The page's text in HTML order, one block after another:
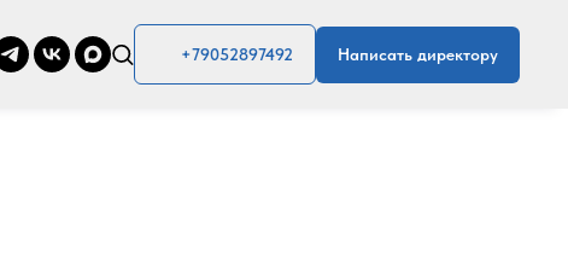
+79052897492 Написать директору